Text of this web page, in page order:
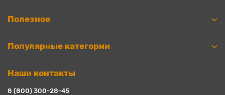
Полезное
Популярные категории
Наши контакты
8 (800) 300-28-45